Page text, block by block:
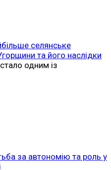
селянське
та його наслідки
одним із
за автономію та роль у